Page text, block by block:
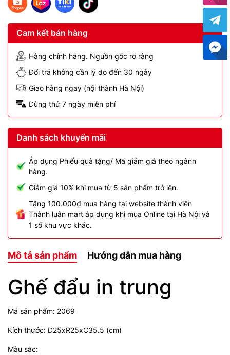
Cam kết bán hàng
Hàng chính hãng. Nguồn gốc rõ ràng
Đổi trả không cần lý do đến 30 ngày
Giao hàng ngay (nội thành Hà Nội)
Dùng thử 7 ngày miễn phí
Danh sách khuyến mãi
Áp dụng Phiếu quà tặng/ Mã giảm giá theo ngành
hàng.
Giảm giá 10% khi mua từ 5 sản phẩm trở lên.
Tặng 100.000₫ mua hàng tại website thành viên
Thành luân mart áp dụng khi mua Online tại Hà Nội và
1 số khu vực khác.
Mô tả sản phẩm Hướng dẫn mua hàng
Ghế đẩu in trung
Mã sản phẩm: 2069
Kích thước: D25xR25xC35.5 (cm)
Màu sắc: